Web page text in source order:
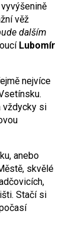
věž
dalším
Lubomír
nejvíce
vždycky si
anebo
skvělé
Stačí si